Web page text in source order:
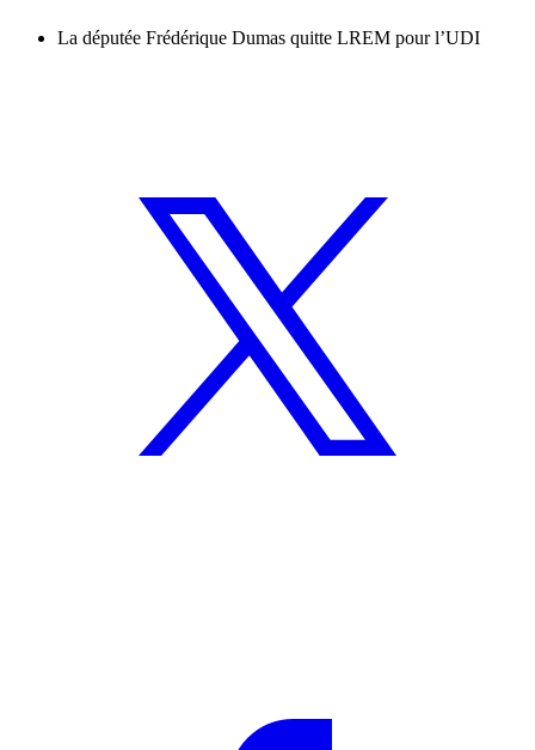
La députée Frédérique Dumas quitte LREM pour l’UDI